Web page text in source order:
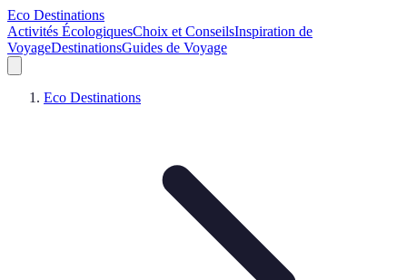
Eco Destinations
Activités ÉcologiquesChoix et ConseilsInspiration de
VoyageDestinationsGuides de Voyage
Eco Destinations